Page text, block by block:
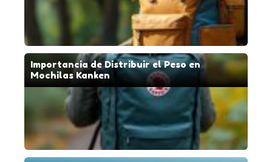
Importancia de Distribuir el Peso en
Mochilas Kanken